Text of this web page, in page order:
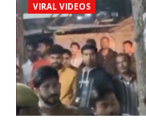
VIRAL VIDEOS